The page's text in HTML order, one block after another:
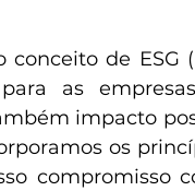
conceito de ESG
as
impacto
os
compromisso